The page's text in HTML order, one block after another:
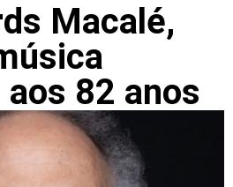
Macalé,
82 anos